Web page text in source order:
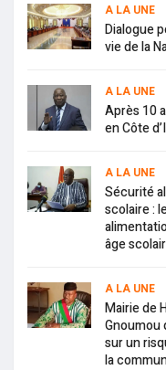
A LA UNE
Dialogue
vie de la
A LA UNE
Après 10
en Côte
A LA UNE
Sécurité
scolaire :
âge
A LA UNE
Mairie de
Gnoumou
sur un
la